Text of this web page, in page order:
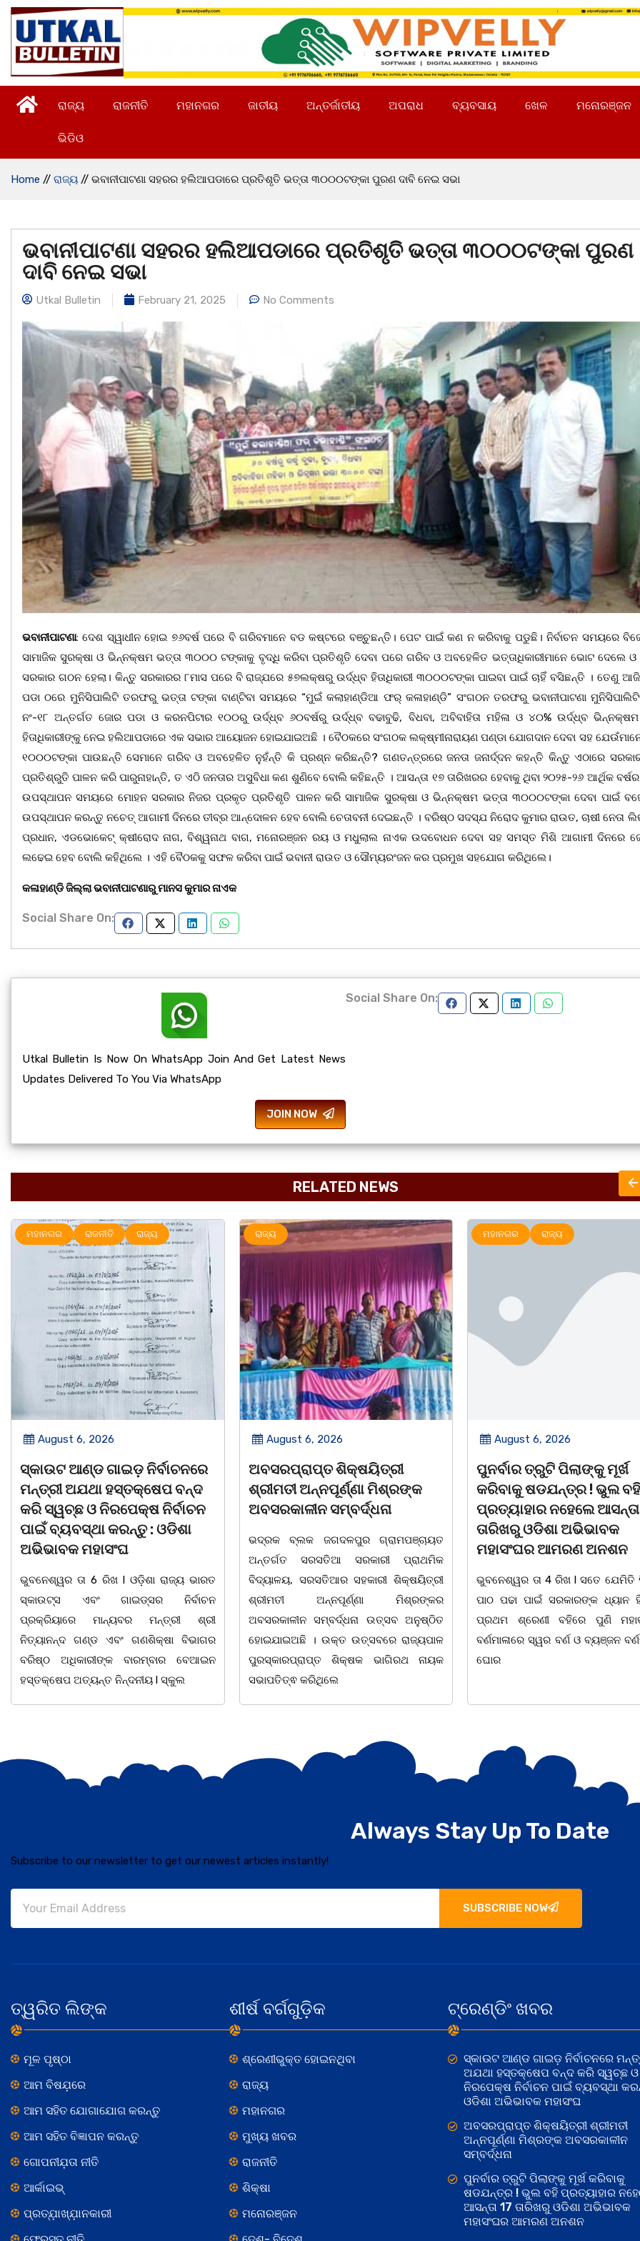
ରାଜ୍ୟ ରାଜନୀତି ମହାନଗର ଜାତୀୟ ଅନ୍ତର୍ଜାତୀୟ ଅପରାଧ ବ୍ୟବସାୟ ଖେଳ ମନୋରଞ୍ଜନ
ଭିଡିଓ
Home // ରାଜ୍ୟ // ଭବାନୀପାଟଣା ସହରର ହଲିଆପଡାରେ ପ୍ରତିଶୃତି ଭତ୍ତା ୩୦୦୦ଟଙ୍କା ପୁରଣ ଦାବି ନେଇ ସଭା
ଭବାନୀପାଟଣା ସହରର ହଲିଆପଡାରେ ପ୍ରତିଶୃତି ଭତ୍ତା ୩୦୦୦ଟଙ୍କା ପୁରଣ
ଦାବି ନେଇ ସଭା
Utkal Bulletin February 21, 2025 No Comments
ଭବାନୀପାଟଣା: ଦେଶ ସ୍ୱାଧୀନ ହୋଇ ୭୬ବର୍ଷ ପରେ ବି ଗରିବମାନେ ବଡ କଷ୍ଟରେ ବଞ୍ଚୁଛନ୍ତି। ପେଟ ପାଇଁ କଣ ନ କରିବାକୁ ପଡୁଛି। ନିର୍ବାଚନ ସମୟରେ
ସାମାଜିକ ସୁରକ୍ଷା ଓ ଭିନ୍ନକ୍ଷମ ଭତ୍ତା ୩୦୦୦ ଟଙ୍କାକୁ ବୃଦ୍ଧି କରିବା ପ୍ରତିଶୃତି ଦେବା ପରେ ଗରିବ ଓ ଅବହେଳିତ ଭତ୍ତାଧିକାରୀମାନେ ଭୋଟ ଦେଲେ
ସରକାର ଗଠନ ହେଲା। କିନ୍ତୁ ସରକାରର ୮ମାସ ପରେ ବି ରାଜ୍ଯରେ ୫୭ଲକ୍ଷରୁ ଉର୍ଦ୍ଧ୍ବ ହିତାଧିକାରୀ ୩୦୦୦ଟଙ୍କା ପାଇବା ପାଇଁ ଚାହିଁ ବସିଛନ୍ତି । ତେଣୁ
ପଡା ଠରେ ମୁନିସିପାଲିଟି ତରଫରୁ ଭତ୍ତା ଟଙ୍କା ବାଣ୍ଟିବା ସମୟରେ “ମୁଇଁ କଲାହାଣ୍ଡିଆ ଫର୍ କଳାହାଣ୍ଡି” ସଂଗଠନ ତରଫରୁ ଭବାନୀପାଟଣା
ନଂ-୧୮ ଅନ୍ତର୍ଗତ ଜୋର ପଡା ଓ କରନପିଟାର ୧୦୦ରୁ ଉର୍ଦ୍ଧ୍ବ ୬୦ବର୍ଷରୁ ଉର୍ଦ୍ଧ୍ବ ବଢାବୁଢି, ବିଧବା, ଅବିବାହିତା ମହିଳା ଓ ୪୦% ଉର୍ଦ୍ଧ୍ବ
ହିତାଧିକାରୀଙ୍କୁ ନେଇ ହଲିଆପଡାରେ ଏକ ସଭାର ଆୟୋଜନ ହୋଇଯାଇଅଛି । ବୈଠକରେ ସଂଗଠକ ଲକ୍ଷ୍ମୀନାରାୟଣ ପଣ୍ଡା ଯୋଗଦାନ ଦେବା ସହ
୧୦୦୦ଟଙ୍କା ପାଉଛନ୍ତି ସେମାନେ ଗରିବ ଓ ଅବହେଳିତ ନୁହଁନ୍ତି କି ପ୍ରଶ୍ନ କରିଛନ୍ତି? ଗଣତନ୍ତ୍ରରେ ଜନତା ଜନାର୍ଦ୍ଦନ କହନ୍ତି କିନ୍ତୁ ଏଠାରେ
ପ୍ରତିଶ୍ରୁତି ପାଳନ କରି ପାରୁନାହାନ୍ତି, ତ ଏଠି ଜନତାର ଅସୁବିଧା କଣ ଶୁଣିବେ ବୋଲି କହିଛନ୍ତି । ଆସନ୍ତା ୧୭ ତାରିଖରର ହେବାକୁ ଥିବା ୨୦୨୫-୨୬ ଆର୍ଥିକ
ଉପସ୍ଥାପନ ସମୟରେ ମୋହନ ସରକାର ନିଜର ପ୍ରକୃତ ପ୍ରତିଶୃତି ପାଳନ କରି ସାମାଜିକ ସୁରକ୍ଷା ଓ ଭିନ୍ନକ୍ଷମ ଭତ୍ତା ୩୦୦୦ଟଙ୍କା ଦେବା ପାଇଁ
ଉପସ୍ଥାପନ କରନ୍ତୁ ନଚେତ୍ ଆଗାମୀ ଦିନରେ ତୀବ୍ର ଆନ୍ଦୋଳନ ହେବ ବୋଲି ଚେତାବନୀ ଦେଇଛନ୍ତି । ବରିଷ୍ଠ ସଦସ୍ଯ ନିରୋଦ କୁମାର ରାଉତ, ଚାଷୀ ନେତା
ପ୍ରଧାନ, ଏଡଭୋକେଟ୍ କ୍ଷୀରୋଦ ନାଗ, ବିଶ୍ୱନାଥ ବାଗ, ମନୋରଞ୍ଜନ ରୟ ଓ ମଧୁଲାଲ ନାଏକ ଉଦବୋଧନ ଦେବା ସହ ସମସ୍ତ ମିଶି ଆଗାମୀ ଦିନରେ
ଲଢେଇ ହେବ ବୋଲି କହିଥିଲେ । ଏହି ବୈଠକକୁ ସଫଳ କରିବା ପାଇଁ ଭବାନୀ ରାଉତ ଓ ସୌମ୍ୟରଂଜନ କର ପ୍ରମୁଖ ସହଯୋଗ କରିଥିଲେ।
କଳାହାଣ୍ଡି ଜିଲ୍ଲା ଭବାନୀପାଟଣାରୁ ମାନସ କୁମାର ନାଏକ
Social Share On:
Utkal Bulletin Is Now On WhatsApp Join And Get Latest News
Updates Delivered To You Via WhatsApp
JOIN NOW
Social Share On:
RELATED NEWS
ରାଜନୀତି ରାଜ୍ୟ
August 6, 2026
ଆଣ୍ଡ ଗାଇଡ଼ ନିର୍ବାଚନରେ
ଅଯଥା ହସ୍ତକ୍ଷେପ ବନ୍ଦ
ସ୍ୱଚ୍ଛ ଓ ନିରପେକ୍ଷ ନିର୍ବାଚନ
ବ୍ୟବସ୍ଥା କରନ୍ତୁ : ଓଡିଶା
ମହାସଂଘ
ତା 6 ରିଖ l ଓଡ଼ିଶା ରାଜ୍ୟ ଭାରତ
ଏବଂ ଗାଇଡ୍ସର ନିର୍ବାଚନ
ମାନ୍ୟବର ମନ୍ତ୍ରୀ ଶ୍ରୀ
ଗଣ୍ଡ ଏବଂ ଗଣଶିକ୍ଷା ବିଭାଗର
ଅଧିକାରୀଙ୍କ ବାରମ୍ବାର ବେଆଇନ
ଅତ୍ୟନ୍ତ ନିନ୍ଦନୀୟ l ସ୍କୁଲ
ରାଜ୍ୟ
August 6, 2026
ଅବସରପ୍ରାପ୍ତ ଶିକ୍ଷୟିତ୍ରୀ
ଶ୍ରୀମତୀ ଅନ୍ନପୂର୍ଣ୍ଣା ମିଶ୍ରଙ୍କ
ଅବସରକାଳୀନ ସମ୍ବର୍ଦ୍ଧନା
ଭଦ୍ରକ ବ୍ଲକ ଜଗଦଳପୁର ଗ୍ରାମପଞ୍ଚାୟତ
ଅନ୍ତର୍ଗତ ସରସତିଆ ସରକାରୀ ପ୍ରାଥମିକ
ବିଦ୍ୟାଳୟ, ସରସତିଆର ସହକାରୀ ଶିକ୍ଷୟିତ୍ରୀ
ଶ୍ରୀମତୀ ଅନ୍ନପୂର୍ଣ୍ଣା ମିଶ୍ରଙ୍କର
ଅବସରକାଳୀନ ସମ୍ବର୍ଦ୍ଧନା ଉତ୍ସବ ଅନୁଷ୍ଠିତ
ହୋଇଯାଇଅଛି । ଉକ୍ତ ଉତ୍ସବରେ ରାଜ୍ୟପାଳ
ପୁରସ୍କାରପ୍ରାପ୍ତ ଶିକ୍ଷକ ଭାଗିରଥ ନାୟକ
ସଭାପତିତ୍ଵ କରିଥିଲେ
ମହାନଗର ରାଜ୍ୟ
August 6, 2026
ପୁନର୍ବାର ତ୍ରୁଟି ପିଲାଙ୍କୁ ମୂର୍ଖ
କରିବାକୁ ଷଡଯନ୍ତ୍ର ! ଭୁଲ ବହି
ପ୍ରତ୍ୟାହାର ନହେଲେ ଆସନ୍ତା 17
ତାରିଖରୁ ଓଡିଶା ଅଭିଭାବକ
ମହାସଂଘର ଆମରଣ ଅନଶନ
ଭୁବନେଶ୍ୱର ତା 4 ରିଖ l ସତେ ଯେମିତି ପିଲାଙ୍କ
ପାଠ ପଢା ପାଇଁ ସରକାରଙ୍କ ଧ୍ୟାନ ହିଁ ନାହିଁ l
ପ୍ରଥମ ଶ୍ରେଣୀ ବହିରେ ପୁଣି ମହାତ୍ରୁଟି l
ବର୍ଣମାଳାରେ ସ୍ୱର ବର୍ଣ ଓ ବ୍ୟଞ୍ଜନ ବର୍ଣକୁ ନେଇ
ଘୋର
Always Stay Up To Date
Subscribe to our newsletter to get our newest articles instantly!
SUBSCRIBE NOW
ତ୍ୱରିତ ଲିଙ୍କ
ମୂଳ ପୃଷ୍ଠା
ଆମ ବିଷଯ଼ରେ
ଆମ ସହିତ ଯୋଗାଯୋଗ କରନ୍ତୁ
ଆମ ସହିତ ବିଜ୍ଞାପନ କରନ୍ତୁ
ଗୋପନୀଯ଼ତା ନୀତି
ଆର୍କାଇଭ୍
ପ୍ରତ୍ଯ଼ାଖ୍ଯ଼ାନକାରୀ
ଶୀର୍ଷ ବର୍ଗଗୁଡ଼ିକ
ଶ୍ରେଣୀଭୁକ୍ତ ହୋଇନଥିବା
ରାଜ୍ୟ
ମହାନଗର
ମୁଖ୍ୟ ଖବର
ରାଜନୀତି
ଶିକ୍ଷା
ମନୋରଞ୍ଜନ
ଟ୍ରେଣ୍ଡିଂ ଖବର
ସ୍କାଉଟ ଆଣ୍ଡ ଗାଇଡ଼ ନିର୍ବାଚନରେ
ଅଯଥା ହସ୍ତକ୍ଷେପ ବନ୍ଦ କରି ସ୍ୱଚ୍ଛ ଓ
ନିରପେକ୍ଷ ନିର୍ବାଚନ ପାଇଁ ବ୍ୟବସ୍ଥା
ଓଡିଶା ଅଭିଭାବକ ମହାସଂଘ
ଅବସରପ୍ରାପ୍ତ ଶିକ୍ଷୟିତ୍ରୀ ଶ୍ରୀମତୀ
ଅନ୍ନପୂର୍ଣ୍ଣା ମିଶ୍ରଙ୍କ ଅବସରକାଳୀନ
ସମ୍ବର୍ଦ୍ଧନା
ପୁନର୍ବାର ତ୍ରୁଟି ପିଲାଙ୍କୁ ମୂର୍ଖ କରିବାକୁ
ଷଡଯନ୍ତ୍ର ! ଭୁଲ ବହି ପ୍ରତ୍ୟାହାର
ଆସନ୍ତା 17 ତାରିଖରୁ ଓଡିଶା ଅଭିଭାବକ
ମହାସଂଘର ଆମରଣ ଅନଶନ